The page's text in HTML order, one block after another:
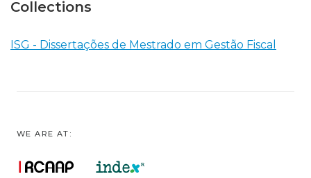
Collections
ISG - Dissertações de Mestrado em Gestão Fiscal
WE ARE AT: